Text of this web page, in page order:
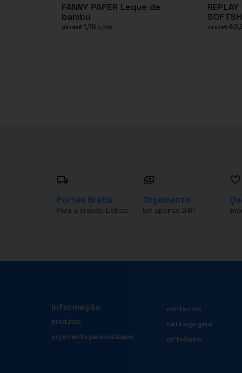
FANNY PAPER Leque de
bambu
desde€1,16 s/IVA
REPLAY
desde€
Portes Grátis
Para a grande Lisboa
Orçamento
Em apenas 24h
Informação
produtos
orçamento personalizado
contactos
catálogo geral
gifts4wine